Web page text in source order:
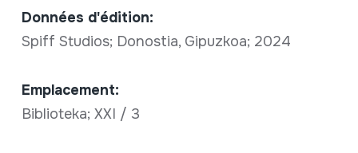
Données d'édition:
Spiff Studios; Donostia, Gipuzkoa; 2024
Emplacement:
Biblioteka; XXI / 3